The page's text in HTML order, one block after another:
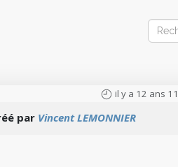
il y a 12 ans
par Vincent LEMONNIER